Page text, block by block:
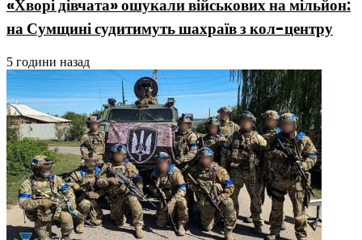
«Хворі дівчата» ошукали військових на мільйон:
на Сумщині судитимуть шахраїв з кол-центру
5 години назад